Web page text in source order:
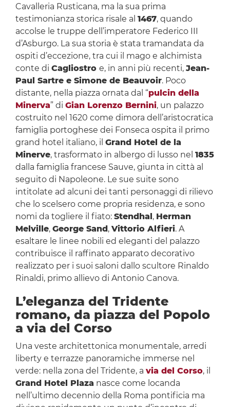
Cavalleria Rusticana, ma la sua prima
testimonianza storica risale al 1467, quando
accolse le truppe dell’imperatore Federico III
d’Asburgo. La sua storia è stata tramandata da
ospiti d’eccezione, tra cui il mago e alchimista
conte di Cagliostro e, in anni più recenti, Jean-
Paul Sartre e Simone de Beauvoir. Poco
distante, nella piazza ornata dal “pulcin della
Minerva” di Gian Lorenzo Bernini, un palazzo
costruito nel 1620 come dimora dell’aristocratica
famiglia portoghese dei Fonseca ospita il primo
grand hotel italiano, il Grand Hotel de la
Minerve, trasformato in albergo di lusso nel 1835
dalla famiglia francese Sauve, giunta in città al
seguito di Napoleone. Le sue suite sono
intitolate ad alcuni dei tanti personaggi di rilievo
che lo scelsero come propria residenza, e sono
nomi da togliere il fiato: Stendhal, Herman
Melville, George Sand, Vittorio Alfieri. A
esaltare le linee nobili ed eleganti del palazzo
contribuisce il raffinato apparato decorativo
realizzato per i suoi saloni dallo scultore Rinaldo
Rinaldi, primo allievo di Antonio Canova.
L’eleganza del Tridente
romano, da piazza del Popolo
a via del Corso
Una veste architettonica monumentale, arredi
liberty e terrazze panoramiche immerse nel
verde: nella zona del Tridente, a via del Corso, il
Grand Hotel Plaza nasce come locanda
nell’ultimo decennio della Roma pontificia ma